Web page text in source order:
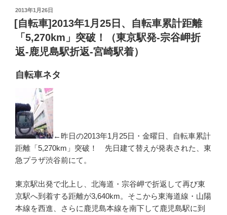
投
稿
日:
2013年1月26日
[自転車]2013年1月25日、自転車累計距離
「5,270km」突破！（東京駅発-宗谷岬折
返-鹿児島駅折返-宮崎駅着）
自転車ネタ
←昨日の2013年1月25日・金曜日、自転車累計
距離「5,270km」突破！ 先日建て替えが発表された、東
急プラザ渋谷前にて。
東京駅出発で北上し、北海道・宗谷岬で折返して再び東
京駅へ到着する距離が3,640km。そこから東海道線・山陽
本線を西進、さらに鹿児島本線を南下して鹿児島駅に到